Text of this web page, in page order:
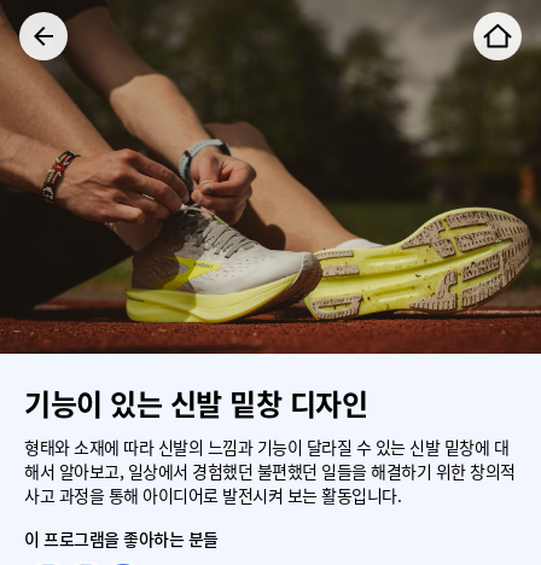
기능이 있는 신발 밑창 디자인
형태와 소재에 따라 신발의 느낌과 기능이 달라질 수 있는 신발 밑창에 대
해서 알아보고, 일상에서 경험했던 불편했던 일들을 해결하기 위한 창의적
사고 과정을 통해 아이디어로 발전시켜 보는 활동입니다.
이 프로그램을 좋아하는 분들